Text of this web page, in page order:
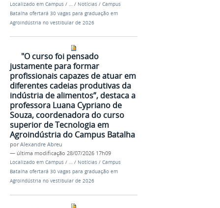
Localizado em Campus / / Notícias / Campus
Batalha ofertará 30 vagas para graduação em
Agroindústria no vestibular de 2026
"O curso foi pensado
justamente para formar
profissionais capazes de atuar em
diferentes cadeias produtivas da
indústria de alimentos”, destaca a
professora Luana Cypriano de
Souza, coordenadora do curso
superior de Tecnologia em
Agroindústria do Campus Batalha
porAlexandre Abreu
— última modificação 28/07/2026 17h09
Localizado em Campus / … / Notícias / Campus
Batalha ofertará 30 vagas para graduação em
Agroindústria no vestibular de 2026